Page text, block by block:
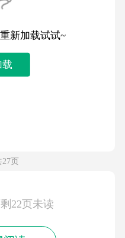
新加载试试~
载
页
22页未读